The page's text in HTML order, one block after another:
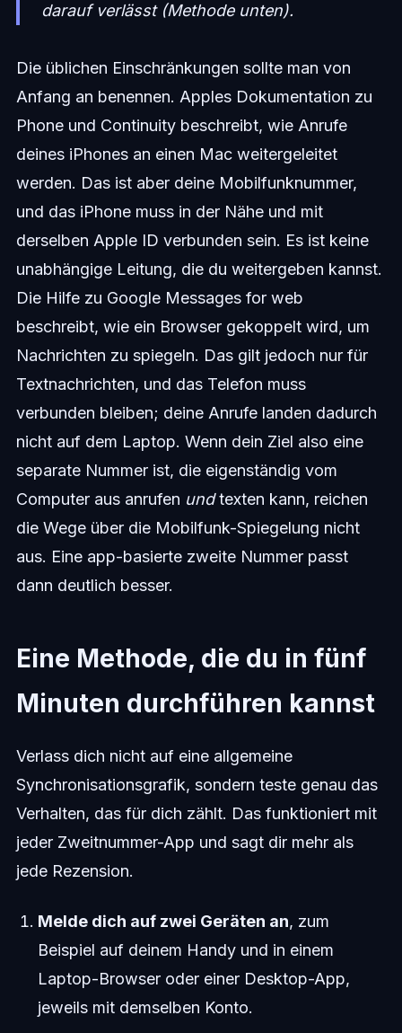
darauf verlässt (Methode unten).
Die üblichen Einschränkungen sollte man von
Anfang an benennen. Apples Dokumentation zu
Phone und Continuity beschreibt, wie Anrufe
deines iPhones an einen Mac weitergeleitet
werden. Das ist aber deine Mobilfunknummer,
und das iPhone muss in der Nähe und mit
derselben Apple ID verbunden sein. Es ist keine
unabhängige Leitung, die du weitergeben kannst.
Die Hilfe zu Google Messages for web
beschreibt, wie ein Browser gekoppelt wird, um
Nachrichten zu spiegeln. Das gilt jedoch nur für
Textnachrichten, und das Telefon muss
verbunden bleiben; deine Anrufe landen dadurch
nicht auf dem Laptop. Wenn dein Ziel also eine
separate Nummer ist, die eigenständig vom
Computer aus anrufen undtexten kann, reichen
die Wege über die Mobilfunk-Spiegelung nicht
aus. Eine app-basierte zweite Nummer passt
dann deutlich besser.
Eine Methode, die du in fünf
Minuten durchführen kannst
Verlass dich nicht auf eine allgemeine
Synchronisationsgrafik, sondern teste genau das
Verhalten, das für dich zählt. Das funktioniert mit
jeder Zweitnummer-App und sagt dir mehr als
jede Rezension.
Melde dich auf zwei Geräten an, zum
Beispiel auf deinem Handy und in einem
Laptop-Browser oder einer Desktop-App,
jeweils mit demselben Konto.